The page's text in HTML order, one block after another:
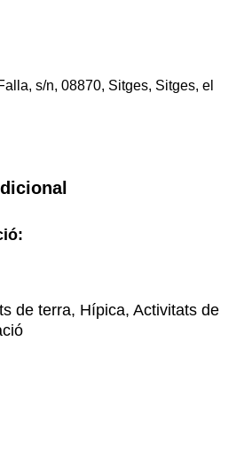
s/n, 08870, Sitges, Sitges, el
de terra, Hípica, Activitats de